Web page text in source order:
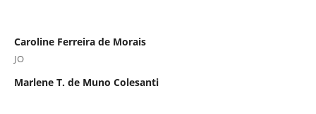
Caroline Ferreira de Morais
JO
Marlene T. de Muno Colesanti